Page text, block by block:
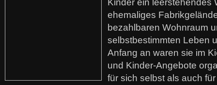
Kinder ein leerstehendes
ehemaliges
bezahlbaren Wohnraum
selbstbestimmten Leben
Anfang an waren sie im
und Kinder-Angebote
für sich selbst als auch